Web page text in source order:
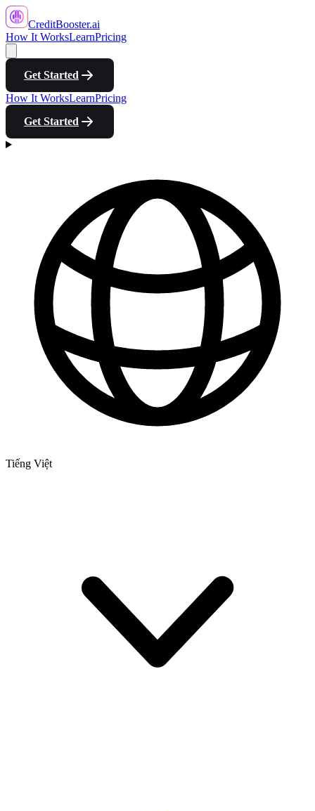
CreditBooster.ai
How It WorksLearnPricing
Get Started
How It WorksLearnPricing
Get Started
Tiếng Việt